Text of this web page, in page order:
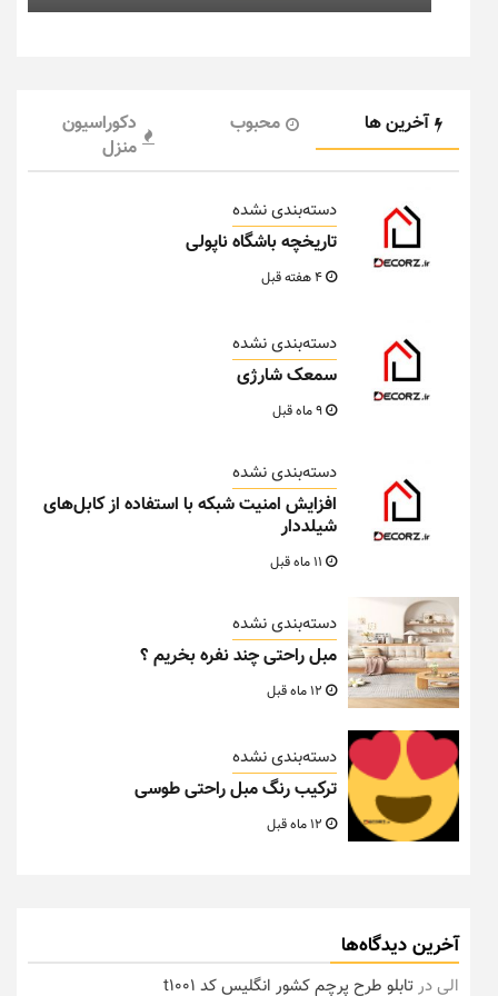
آخرین ها محبوب
دکوراسیون
منزل
دسته‌بندی نشده
تاریخچه باشگاه ناپولی
دسته‌بندی نشده
سمعک شارژی
دسته‌بندی نشده
افزایش امنیت شبکه با استفاده از کابل‌های
شیلددار
دسته‌بندی نشده
مبل راحتی چند نفره بخریم ؟
دسته‌بندی نشده
ترکیب رنگ مبل راحتی طوسی
آخرین دیدگاه‌ها
الیدرتابلو طرح پرچم کشور انگلیس کد t1001